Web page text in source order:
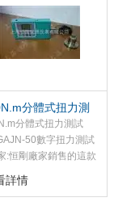
分體式扭力測
50數字扭
儀廠家
分體式扭力測試
50數字扭力測試
:恒剛廠家銷售的這款
分體式數字扭力測
為測試和檢測扭矩而
詳情